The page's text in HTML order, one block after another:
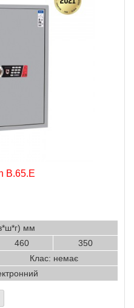
B.65.E
мм
460
350
Клас: немає